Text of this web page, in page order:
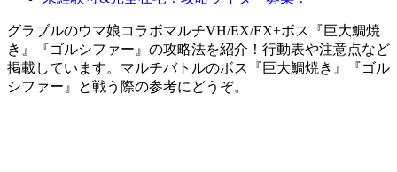
グラブルのウマ娘コラボマルチVH/EX/EX+ボス『巨大鯛焼
き』『ゴルシファー』の攻略法を紹介！行動表や注意点など
掲載しています。マルチバトルのボス『巨大鯛焼き』『ゴル
シファー』と戦う際の参考にどうぞ。